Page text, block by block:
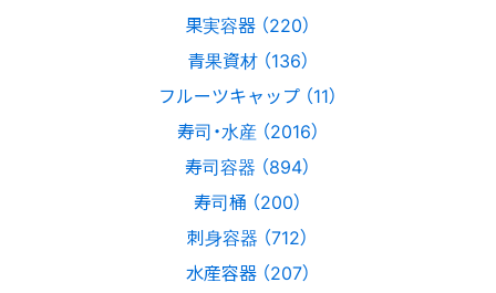
果実容器 （220）
青果資材 （136）
フルーツキャップ （11）
寿司・水産 （2016）
寿司容器 （894）
寿司桶 （200）
刺身容器 （712）
水産容器 （207）